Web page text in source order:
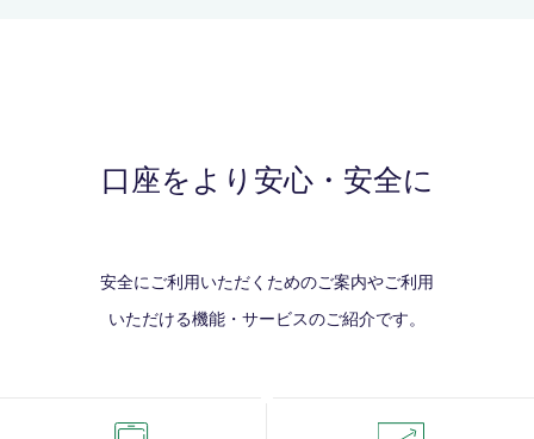
口座をより安心・安全に
安全にご利用いただくためのご案内やご利用
いただける機能・サービスのご紹介です。